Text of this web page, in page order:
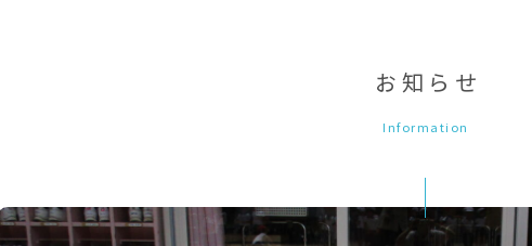
お知らせ
Information